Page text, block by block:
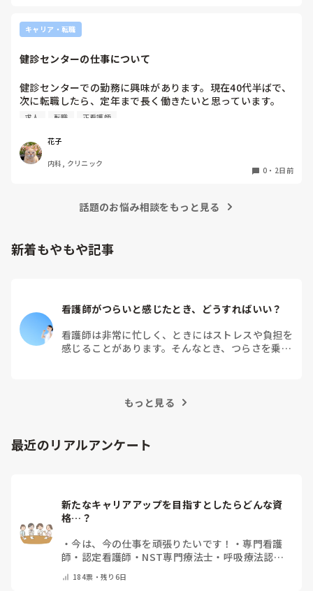
キャリア・転職
健診センターの仕事について
健診センターでの勤務に興味があります。現在40代半ばで、
次に転職したら、定年まで長く働きたいと思っています。
健診センターは比較的人気があるので、あまり空きがないと
実際、健診センターでの仕事内容は、楽なのでしょうか？ま
た、大変なことは何ですか？
求人 転職 正看護師
花子
内科, クリニック
0 ・ 2日前
話題のお悩み相談をもっと見る
新着もやもや記事
看護師がつらいと感じたとき、どうすればいい？
看護師は非常に忙しく、ときにはストレスや負担を
感じることがあります。そんなとき、つらさを乗り
もっと見る
最近のリアルアンケート
新たなキャリアアップを目指すとしたらどんな資
格…？
・今は、今の仕事を頑張りたいです！ ・専門看護
師 ・ 認定看護師 ・ NST専門療法士 ・ 呼吸療法認定
内視鏡技師・その他(コメントで教えて下さい)
184票・残り6日